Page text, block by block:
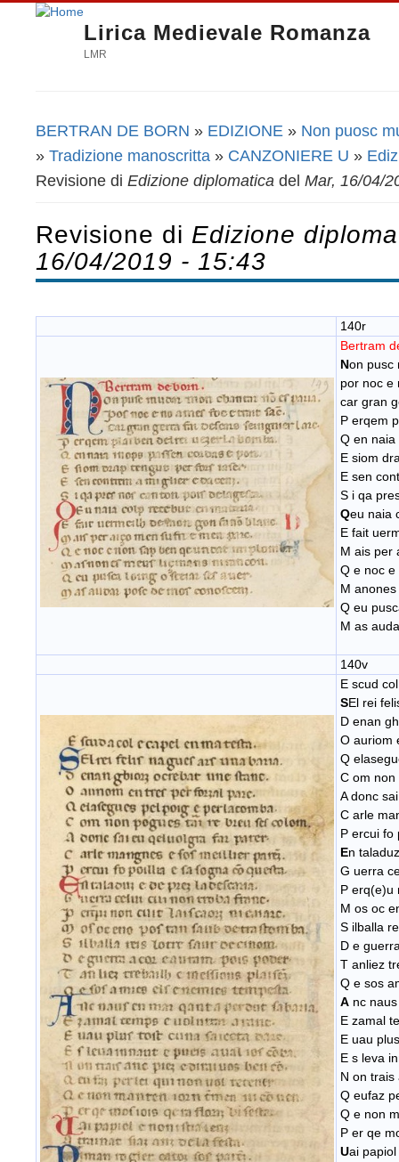
Lirica Medievale Romanza
LMR
Tu sei qui
BERTRAN DE BORN » EDIZIONE » Non puosc
» Tradizione manoscritta » CANZONIERE U »
Revisione di Edizione diplomatica del Mar, 16/04/
Revisione di Edizione
16/04/2019 - 15:43
140r
Bertram
Non pusc
por noc e
car gran
P erqem
Q en naia
E siom
E sen
S i qa
Qeu naia
E fait
M ais per
Q e noc e
M
Q eu
M as
140v
E scud
SEl rei
D enan
O auriom
Q
C om
A donc
C arle
P ercui fo
En
G uerra
P erq(e)u
M os oc
S ilballa
D e
T anliez
Q e sos
A nc
E zamal
E uau
E s leva
N on trais
Q eufaz
Q e non
P er qe
Uai